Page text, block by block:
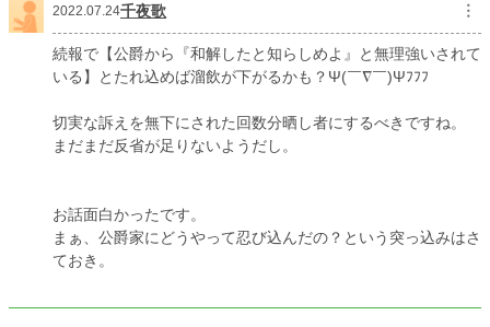
2022.07.24千夜歌 ︙
続報で【公爵から『和解したと知らしめよ』と無理強いされて
いる】とたれ込めば溜飲が下がるかも？Ψ(￣∇￣)Ψﾌﾌﾌ
切実な訴えを無下にされた回数分晒し者にするべきですね。
まだまだ反省が足りないようだし。
お話面白かったです。
まぁ、公爵家にどうやって忍び込んだの？という突っ込みはさ
ておき。